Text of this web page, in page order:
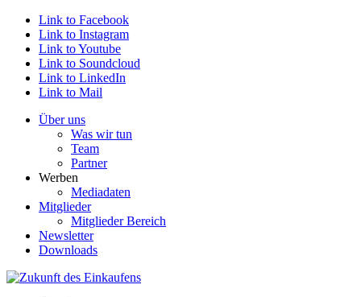
Link to Facebook
Link to Instagram
Link to Youtube
Link to Soundcloud
Link to LinkedIn
Link to Mail
Über uns
Was wir tun
Team
Partner
Werben
Mediadaten
Mitglieder
Mitglieder Bereich
Newsletter
Downloads